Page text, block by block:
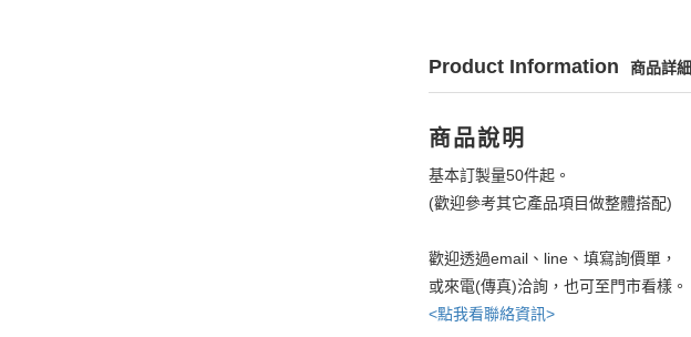
Product Information 商品詳細
商品說明
基本訂製量50件起。
(歡迎參考其它產品項目做整體搭配)
歡迎透過email、line、填寫詢價單，
或來電(傳真)洽詢，也可至門市看樣。
<點我看聯絡資訊>